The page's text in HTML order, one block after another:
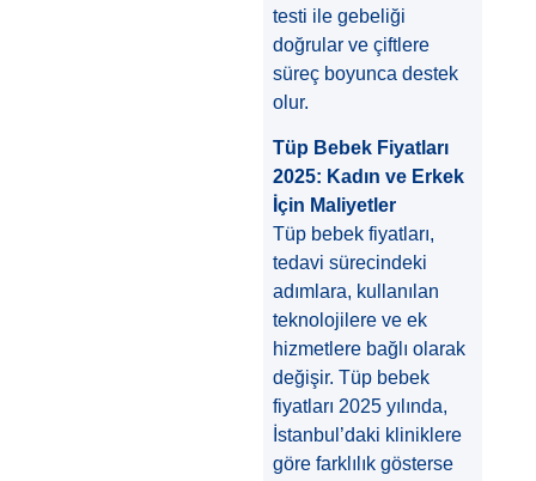
testi ile gebeliği
doğrular ve çiftlere
süreç boyunca destek
olur.
Tüp Bebek Fiyatları
2025: Kadın ve Erkek
İçin Maliyetler
Tüp bebek fiyatları,
tedavi sürecindeki
adımlara, kullanılan
teknolojilere ve ek
hizmetlere bağlı olarak
değişir. Tüp bebek
fiyatları 2025 yılında,
İstanbul’daki kliniklere
göre farklılık gösterse